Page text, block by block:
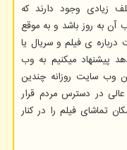
زیادی وجود دارند که
آن به روز باشد و به موقع
ی فیلم و سریال یا
پیشنهاد میکنیم به وب
وب سایت روزانه چندین
در دسترس مردم قرار
تماشای فیلم را در کنار